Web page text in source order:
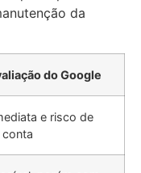
da
do Google
e risco de